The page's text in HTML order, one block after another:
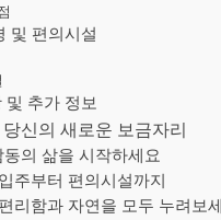
및 편의시설
및 추가 정보
신의 새로운 보금자리
의 삶을 시작하세요
주부터 편의시설까지
리함과 자연을 모두 누려보